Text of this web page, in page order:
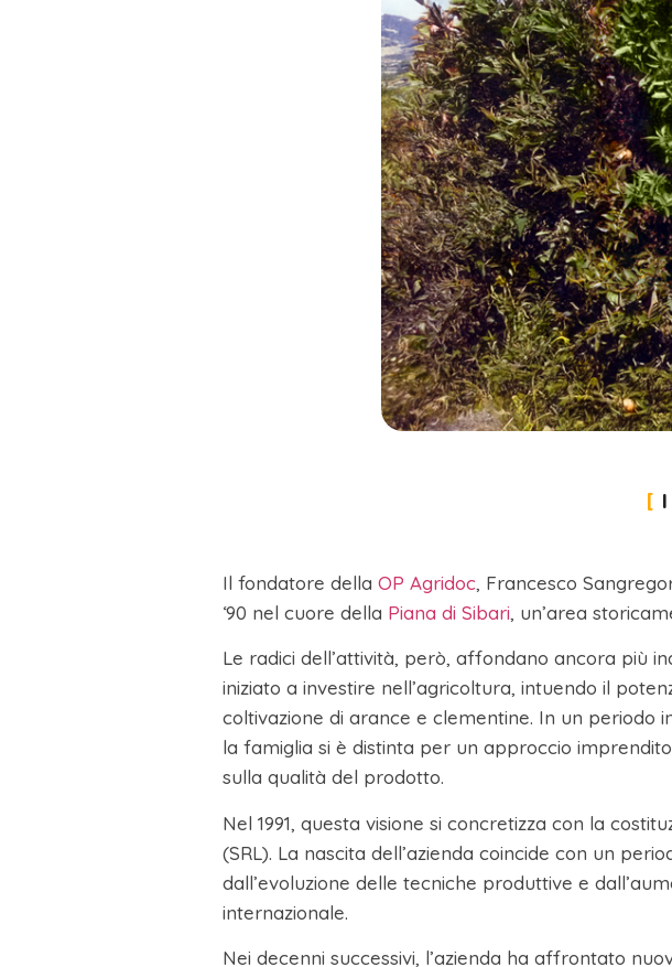
Il fondatore della OP Agridoc, Francesco
‘90 nel cuore della Piana di Sibari, un’area
Le radici dell’attività, però, affondano ancora più
iniziato a investire nell’agricoltura, intuendo il
coltivazione di arance e clementine. In un periodo
la famiglia si è distinta per un approccio
sulla qualità del prodotto.
Nel 1991, questa visione si concretizza con la
(SRL). La nascita dell’azienda coincide con un
dall’evoluzione delle tecniche produttive e
internazionale.
Nei decenni successivi, l’azienda ha affrontato